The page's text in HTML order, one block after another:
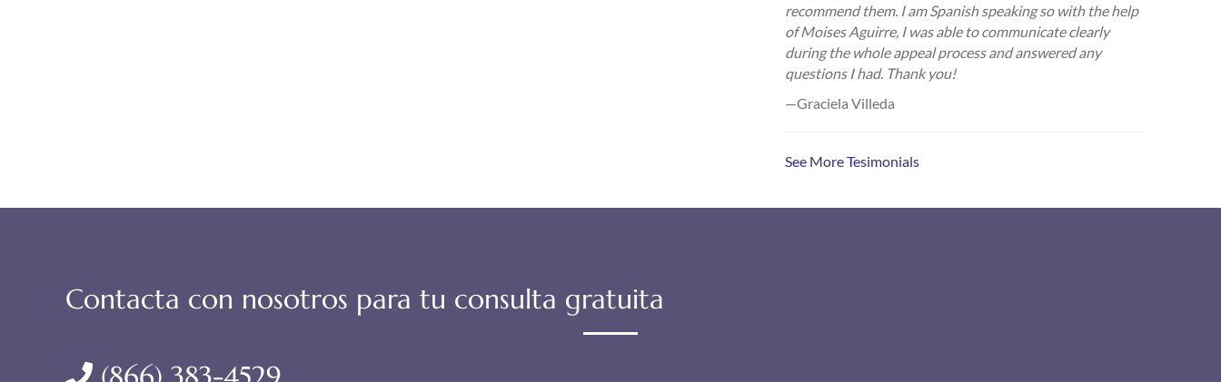
recommend them. I am Spanish speaking so with the help
of Moises Aguirre, I was able to communicate clearly
during the whole appeal process and answered any
questions I had. Thank you!
—Graciela Villeda
See More Tesimonials
Contacta con nosotros para tu consulta gratuita